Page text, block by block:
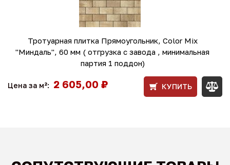
Тротуарная плитка Прямоугольник, Color Mix
"Миндаль", 60 мм ( отгрузка с завода , минимальная
партия 1 поддон)
Цена за м²: 2 605,00 ₽ КУПИТЬ